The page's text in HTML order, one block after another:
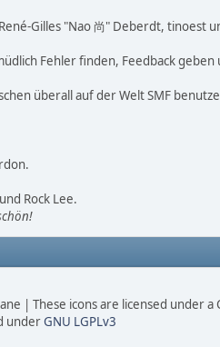
Gilles "Nao 尚" Deberdt, tinoest
Fehler finden, Feedback
überall auf der Welt SMF
Rock Lee.
| These icons are licensed under
underGNU LGPLv3